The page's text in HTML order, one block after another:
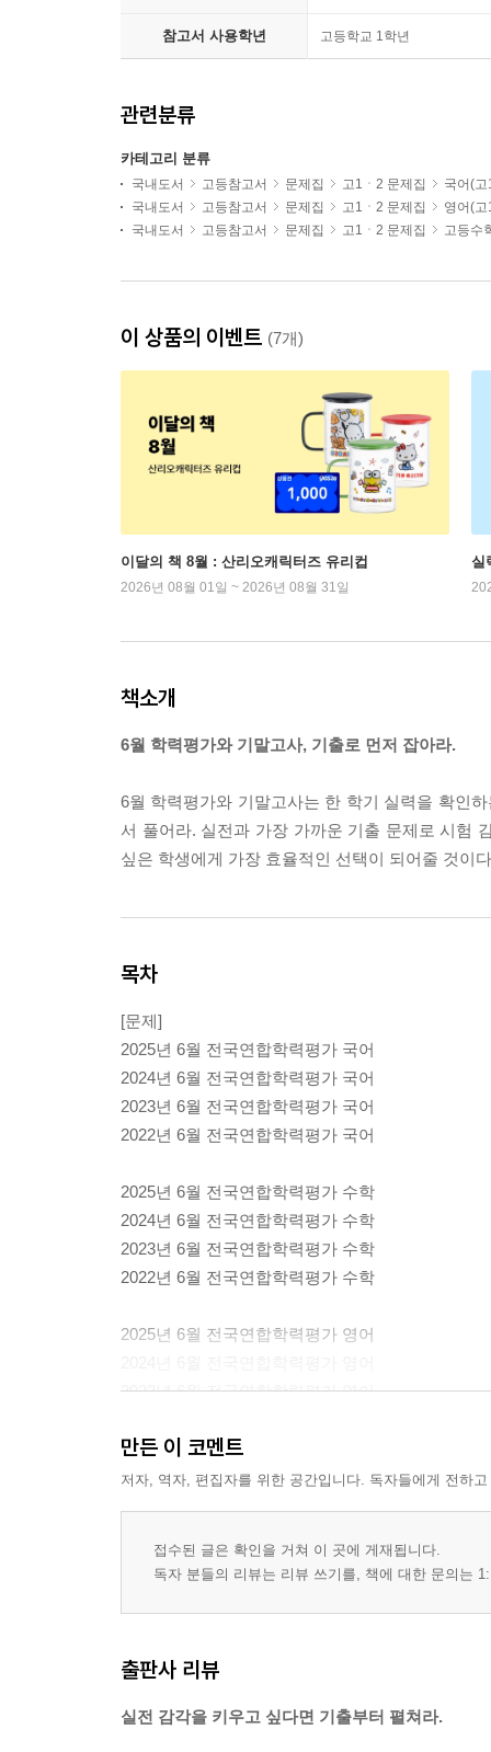
참고서 사용학년 고등학교 1학년
관련분류
카테고리 분류
국내도서 고등참고서 문제집 고1ㆍ2 문제집
국어(
국내도서
고등참고서 문제집 고1ㆍ2 문제집
영어(
국내도서
고등참고서 문제집 고1ㆍ2 문제집 고등수
이 상품의 이벤트 (7개)
이달의 책 8월 : 산리오캐릭터즈 유리컵
2026년 08월 01일 ~ 2026년 08월 31일
실
책소개
6월 학력평가와 기말고사, 기출로 먼저 잡아라.
6월 학력평가와 기말고사는 한 학기 실력을 확인
서 풀어라. 실전과 가장 가까운 기출 문제로 시험
싶은 학생에게 가장 효율적인 선택이 되어줄 것이
목차
[문제]
2025년 6월 전국연합학력평가 국어
2024년 6월 전국연합학력평가 국어
2023년 6월 전국연합학력평가 국어
2022년 6월 전국연합학력평가 국어
2025년 6월 전국연합학력평가 수학
2024년 6월 전국연합학력평가 수학
2023년 6월 전국연합학력평가 수학
2022년 6월 전국연합학력평가 수학
2025년 6월 전국연합학력평가 영어
2023년 6월 전국연합학력평가 영어
[정답과 해설]
만든 이 코멘트
저자, 역자, 편집자를 위한 공간입니다. 독자들에게 전하
접수된 글은 확인을 거쳐 이 곳에 게재됩니다.
독자 분들의 리뷰는 리뷰 쓰기를, 책에 대한 문의는
출판사 리뷰
실전 감각을 키우고 싶다면 기출부터 펼쳐라.